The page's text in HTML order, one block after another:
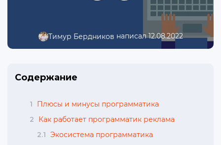
Тимур Бердников написал 12.08.2022
Содержание
1
Плюсы и минусы программатика
2
Как работает программатик реклама
2.1 Экосистема программатика